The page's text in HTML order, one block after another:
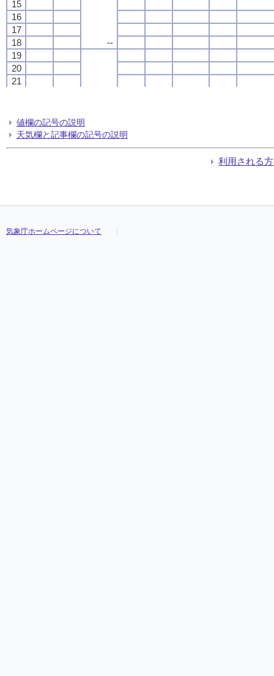
15
--
16
17
18
19
20
21
24
15
--
16
17
18
19
20
21
24
15
--
16
17
18
19
20
21
24
15
--
16
17
18
19
20
21
24
値欄の記号の説明
天気欄と記事欄の記号の説明
利用される
気象庁ホームページについて